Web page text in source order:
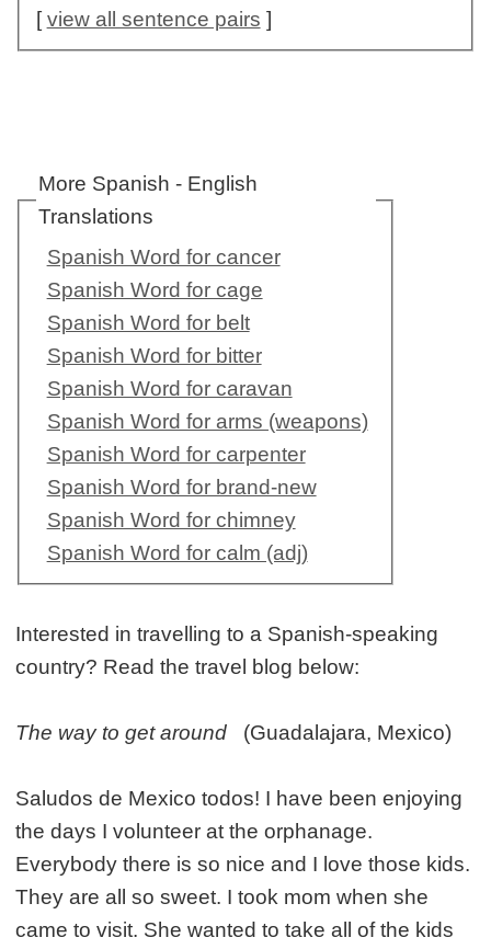
[view all sentence pairs ]
More Spanish - English
Translations
Spanish Word for cancer
Spanish Word for cage
Spanish Word for belt
Spanish Word for bitter
Spanish Word for caravan
Spanish Word for arms (weapons)
Spanish Word for carpenter
Spanish Word for brand-new
Spanish Word for chimney
Spanish Word for calm (adj)
Interested in travelling to a Spanish-speaking
country? Read the travel blog below:
The way to get around (Guadalajara, Mexico)
Saludos de Mexico todos! I have been enjoying
the days I volunteer at the orphanage.
Everybody there is so nice and I love those kids.
They are all so sweet. I took mom when she
came to visit. She wanted to take all of the kids